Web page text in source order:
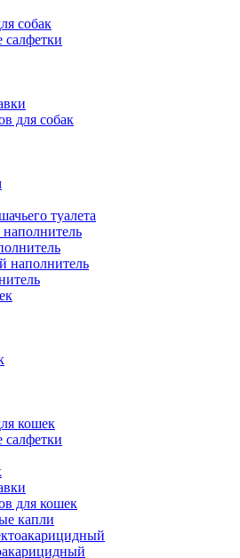
собак
салфетки
для собак
туалета
наполнитель
кошек
салфетки
для кошек
капли